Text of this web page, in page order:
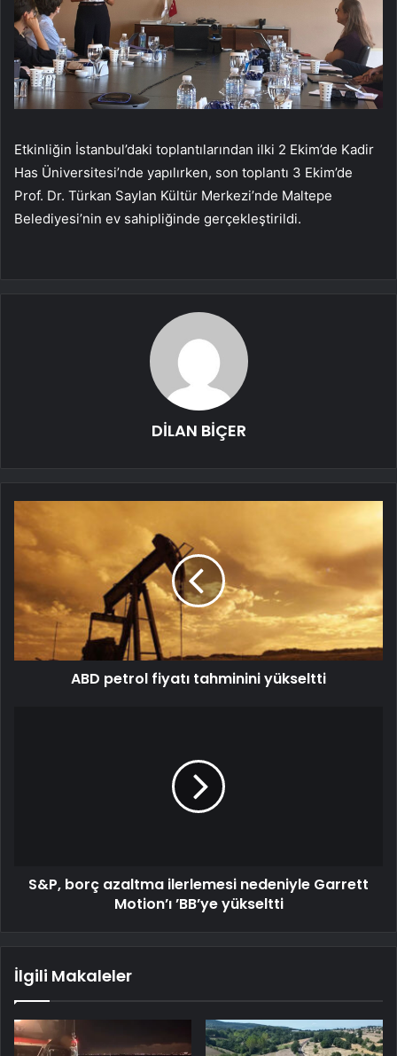
Etkinliğin İstanbul’daki toplantılarından ilki 2 Ekim’de Kadir
Has Üniversitesi’nde yapılırken, son toplantı 3 Ekim’de
Prof. Dr. Türkan Saylan Kültür Merkezi’nde Maltepe
Belediyesi’nin ev sahipliğinde gerçekleştirildi.
DİLAN BİÇER
ABD petrol fiyatı tahminini yükseltti
S&P, borç azaltma ilerlemesi nedeniyle Garrett
Motion’ı ’BB’ye yükseltti
İlgili Makaleler